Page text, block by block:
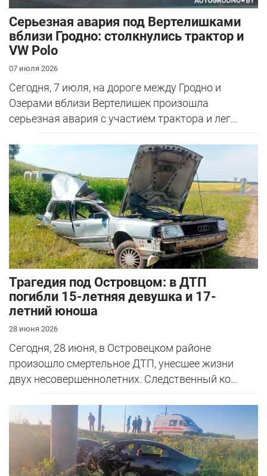
Серьезная авария под Вертелишками
вблизи Гродно: столкнулись трактор и
VW Polo
07 июля 2026
Сегодня, 7 июля, на дороге между Гродно и
Озерами вблизи Вертелишек произошла
серьезная авария с участием трактора и лег...
Трагедия под Островцом: в ДТП
погибли 15-летняя девушка и 17-
летний юноша
28 июня 2026
Сегодня, 28 июня, в Островецком районе
произошло смертельное ДТП, унесшее жизни
двух несовершеннолетних. Следственный ко...